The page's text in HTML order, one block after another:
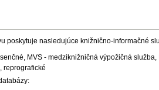
poskytuje nasledujúce knižnično-informačné
MVS - medziknižničná výpožičná
reprografické